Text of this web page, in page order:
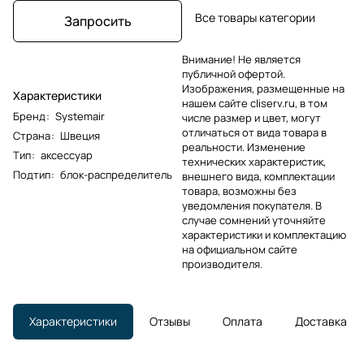
Запросить
Характеристики
Бренд: Systemair
Страна: Швеция
Тип: аксессуар
Подтип: блок-распределитель
Все товары категории
Внимание! Не является
публичной офертой.
Изображения, размещенные на
нашем сайте cliserv.ru, в том
числе размер и цвет, могут
отличаться от вида товара в
реальности. Изменение
технических характеристик,
внешнего вида, комплектации
товара, возможны без
уведомления покупателя. В
случае сомнений уточняйте
характеристики и комплектацию
на официальном сайте
производителя.
Характеристики Отзывы Оплата Доставка